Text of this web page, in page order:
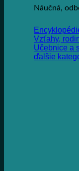
Náučná,
Vzťahy,
Učebnice a
ďalšie